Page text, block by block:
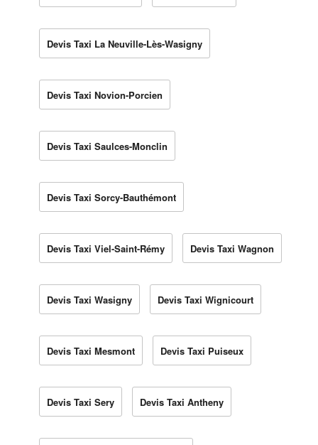
Devis Taxi La Neuville-Lès-Wasigny
Devis Taxi Novion-Porcien
Devis Taxi Saulces-Monclin
Devis Taxi Sorcy-Bauthémont
Devis Taxi Viel-Saint-Rémy Devis Taxi Wagnon
Devis Taxi Wasigny Devis Taxi Wignicourt
Devis Taxi Mesmont Devis Taxi Puiseux
Devis Taxi Sery Devis Taxi Antheny